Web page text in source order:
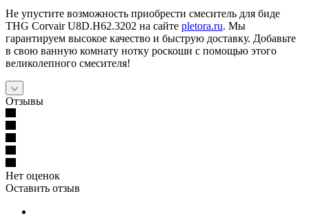
Не упустите возможность приобрести смеситель для биде
THG Corvair U8D.H62.3202 на сайте pletora.ru. Мы
гарантируем высокое качество и быструю доставку. Добавьте
в свою ванную комнату нотку роскоши с помощью этого
великолепного смесителя!
Отзывы
Нет оценок
Оставить отзыв